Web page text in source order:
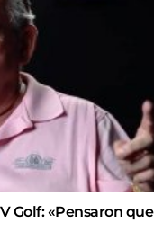
Golf: «Pensaron que